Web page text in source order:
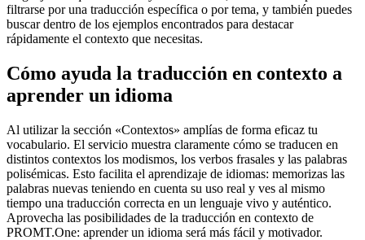
filtrarse por una traducción específica o por tema, y también puedes
buscar dentro de los ejemplos encontrados para destacar
rápidamente el contexto que necesitas.
Cómo ayuda la traducción en contexto a
aprender un idioma
Al utilizar la sección «Contextos» amplías de forma eficaz tu
vocabulario. El servicio muestra claramente cómo se traducen en
distintos contextos los modismos, los verbos frasales y las palabras
polisémicas. Esto facilita el aprendizaje de idiomas: memorizas las
palabras nuevas teniendo en cuenta su uso real y ves al mismo
tiempo una traducción correcta en un lenguaje vivo y auténtico.
Aprovecha las posibilidades de la traducción en contexto de
PROMT.One: aprender un idioma será más fácil y motivador.